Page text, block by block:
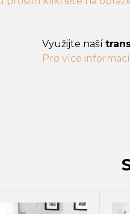
Využijte naší
Pro více